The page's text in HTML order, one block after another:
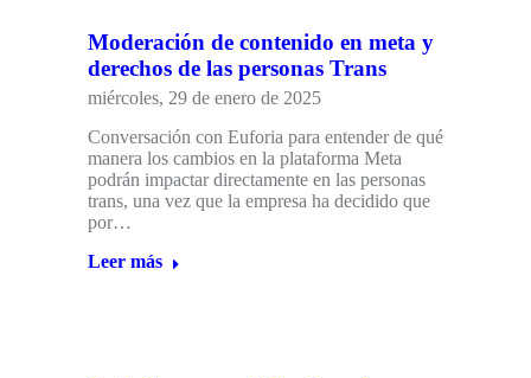
Moderación de contenido en meta y
derechos de las personas Trans
miércoles, 29 de enero de 2025
Conversación con Euforia para entender de qué
manera los cambios en la plataforma Meta
podrán impactar directamente en las personas
trans, una vez que la empresa ha decidido que
por…
Leer más